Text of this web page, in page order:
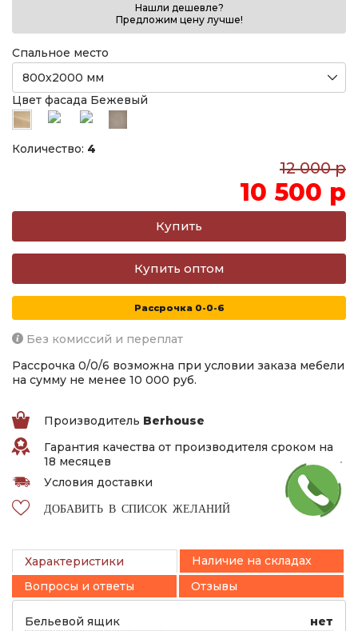
Нашли дешевле?
Предложим цену лучше!
Спальное место
Цвет фасада Бежевый
Количество: 4
12 000 р
10 500 р
Купить оптом
Рассрочка 0-0-6
Без комиссий и переплат
Рассрочка 0/0/6 возможна при условии заказа мебели
на сумму не менее 10 000 руб.
Производитель Berhouse
Гарантия качества от производителя сроком на
18 месяцев
Условия доставки
ДОБАВИТЬ В СПИСОК ЖЕЛАНИЙ
Характеристики
Наличие на складах
Вопросы и ответы
Отзывы
Бельевой ящик
нет